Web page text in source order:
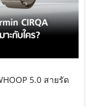
5.0 สายรัด